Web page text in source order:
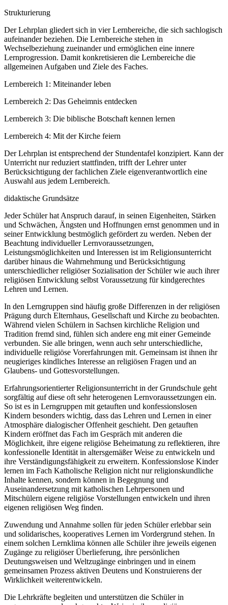
Strukturierung
Der Lehrplan gliedert sich in vier Lernbereiche, die sich sachlogisch
aufeinander beziehen. Die Lernbereiche stehen in
Wechselbeziehung zueinander und ermöglichen eine innere
Lernprogression. Damit konkretisieren die Lernbereiche die
allgemeinen Aufgaben und Ziele des Faches.
Lernbereich 1: Miteinander leben
Lernbereich 2: Das Geheimnis entdecken
Lernbereich 3: Die biblische Botschaft kennen lernen
Lernbereich 4: Mit der Kirche feiern
Der Lehrplan ist entsprechend der Stundentafel konzipiert. Kann der
Unterricht nur reduziert stattfinden, trifft der Lehrer unter
Berücksichtigung der fachlichen Ziele eigenverantwortlich eine
Auswahl aus jedem Lernbereich.
didaktische Grundsätze
Jeder Schüler hat Anspruch darauf, in seinen Eigenheiten, Stärken
und Schwächen, Ängsten und Hoffnungen ernst genommen und in
seiner Entwicklung bestmöglich gefördert zu werden. Neben der
Beachtung individueller Lernvoraussetzungen,
Leistungsmöglichkeiten und Interessen ist im Religionsunterricht
darüber hinaus die Wahrnehmung und Berücksichtigung
unterschiedlicher religiöser Sozialisation der Schüler wie auch ihrer
religiösen Entwicklung selbst Voraussetzung für kindgerechtes
Lehren und Lernen.
In den Lerngruppen sind häufig große Differenzen in der religiösen
Prägung durch Elternhaus, Gesellschaft und Kirche zu beobachten.
Während vielen Schülern in Sachsen kirchliche Religion und
Tradition fremd sind, fühlen sich andere eng mit einer Gemeinde
verbunden. Sie alle bringen, wenn auch sehr unterschiedliche,
individuelle religiöse Vorerfahrungen mit. Gemeinsam ist ihnen ihr
neugieriges kindliches Interesse an religiösen Fragen und an
Glaubens- und Gottesvorstellungen.
Erfahrungsorientierter Religionsunterricht in der Grundschule geht
sorgfältig auf diese oft sehr heterogenen Lernvoraussetzungen ein.
So ist es in Lerngruppen mit getauften und konfessionslosen
Kindern besonders wichtig, dass das Lehren und Lernen in einer
Atmosphäre dialogischer Offenheit geschieht. Den getauften
Kindern eröffnet das Fach im Gespräch mit anderen die
Möglichkeit, ihre eigene religiöse Beheimatung zu reflektieren, ihre
konfessionelle Identität in altersgemäßer Weise zu entwickeln und
ihre Verständigungsfähigkeit zu erweitern. Konfessionslose Kinder
lernen im Fach Katholische Religion nicht nur religionskundliche
Inhalte kennen, sondern können in Begegnung und
Auseinandersetzung mit katholischen Lehrpersonen und
Mitschülern eigene religiöse Vorstellungen entwickeln und ihren
eigenen religiösen Weg finden.
Zuwendung und Annahme sollen für jeden Schüler erlebbar sein
und solidarisches, kooperatives Lernen im Vordergrund stehen. In
einem solchen Lernklima können alle Schüler ihre jeweils eigenen
Zugänge zu religiöser Überlieferung, ihre persönlichen
Deutungsweisen und Weltzugänge einbringen und in einem
gemeinsamen Prozess aktiven Deutens und Konstruierens der
Wirklichkeit weiterentwickeln.
Die Lehrkräfte begleiten und unterstützen die Schüler in